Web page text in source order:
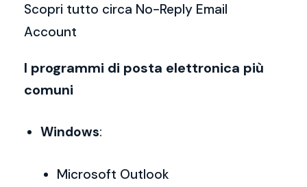
Scopri tutto circa No-Reply Email
Account
I programmi di posta elettronica più
comuni
Windows:
Microsoft Outlook